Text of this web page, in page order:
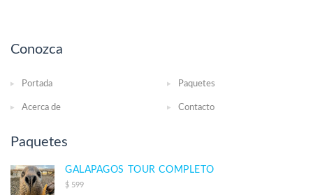
Conozca
Portada Paquetes
Acerca de Contacto
Paquetes
GALAPAGOS TOUR COMPLETO
$ 599